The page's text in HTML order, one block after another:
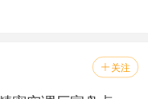
 关注